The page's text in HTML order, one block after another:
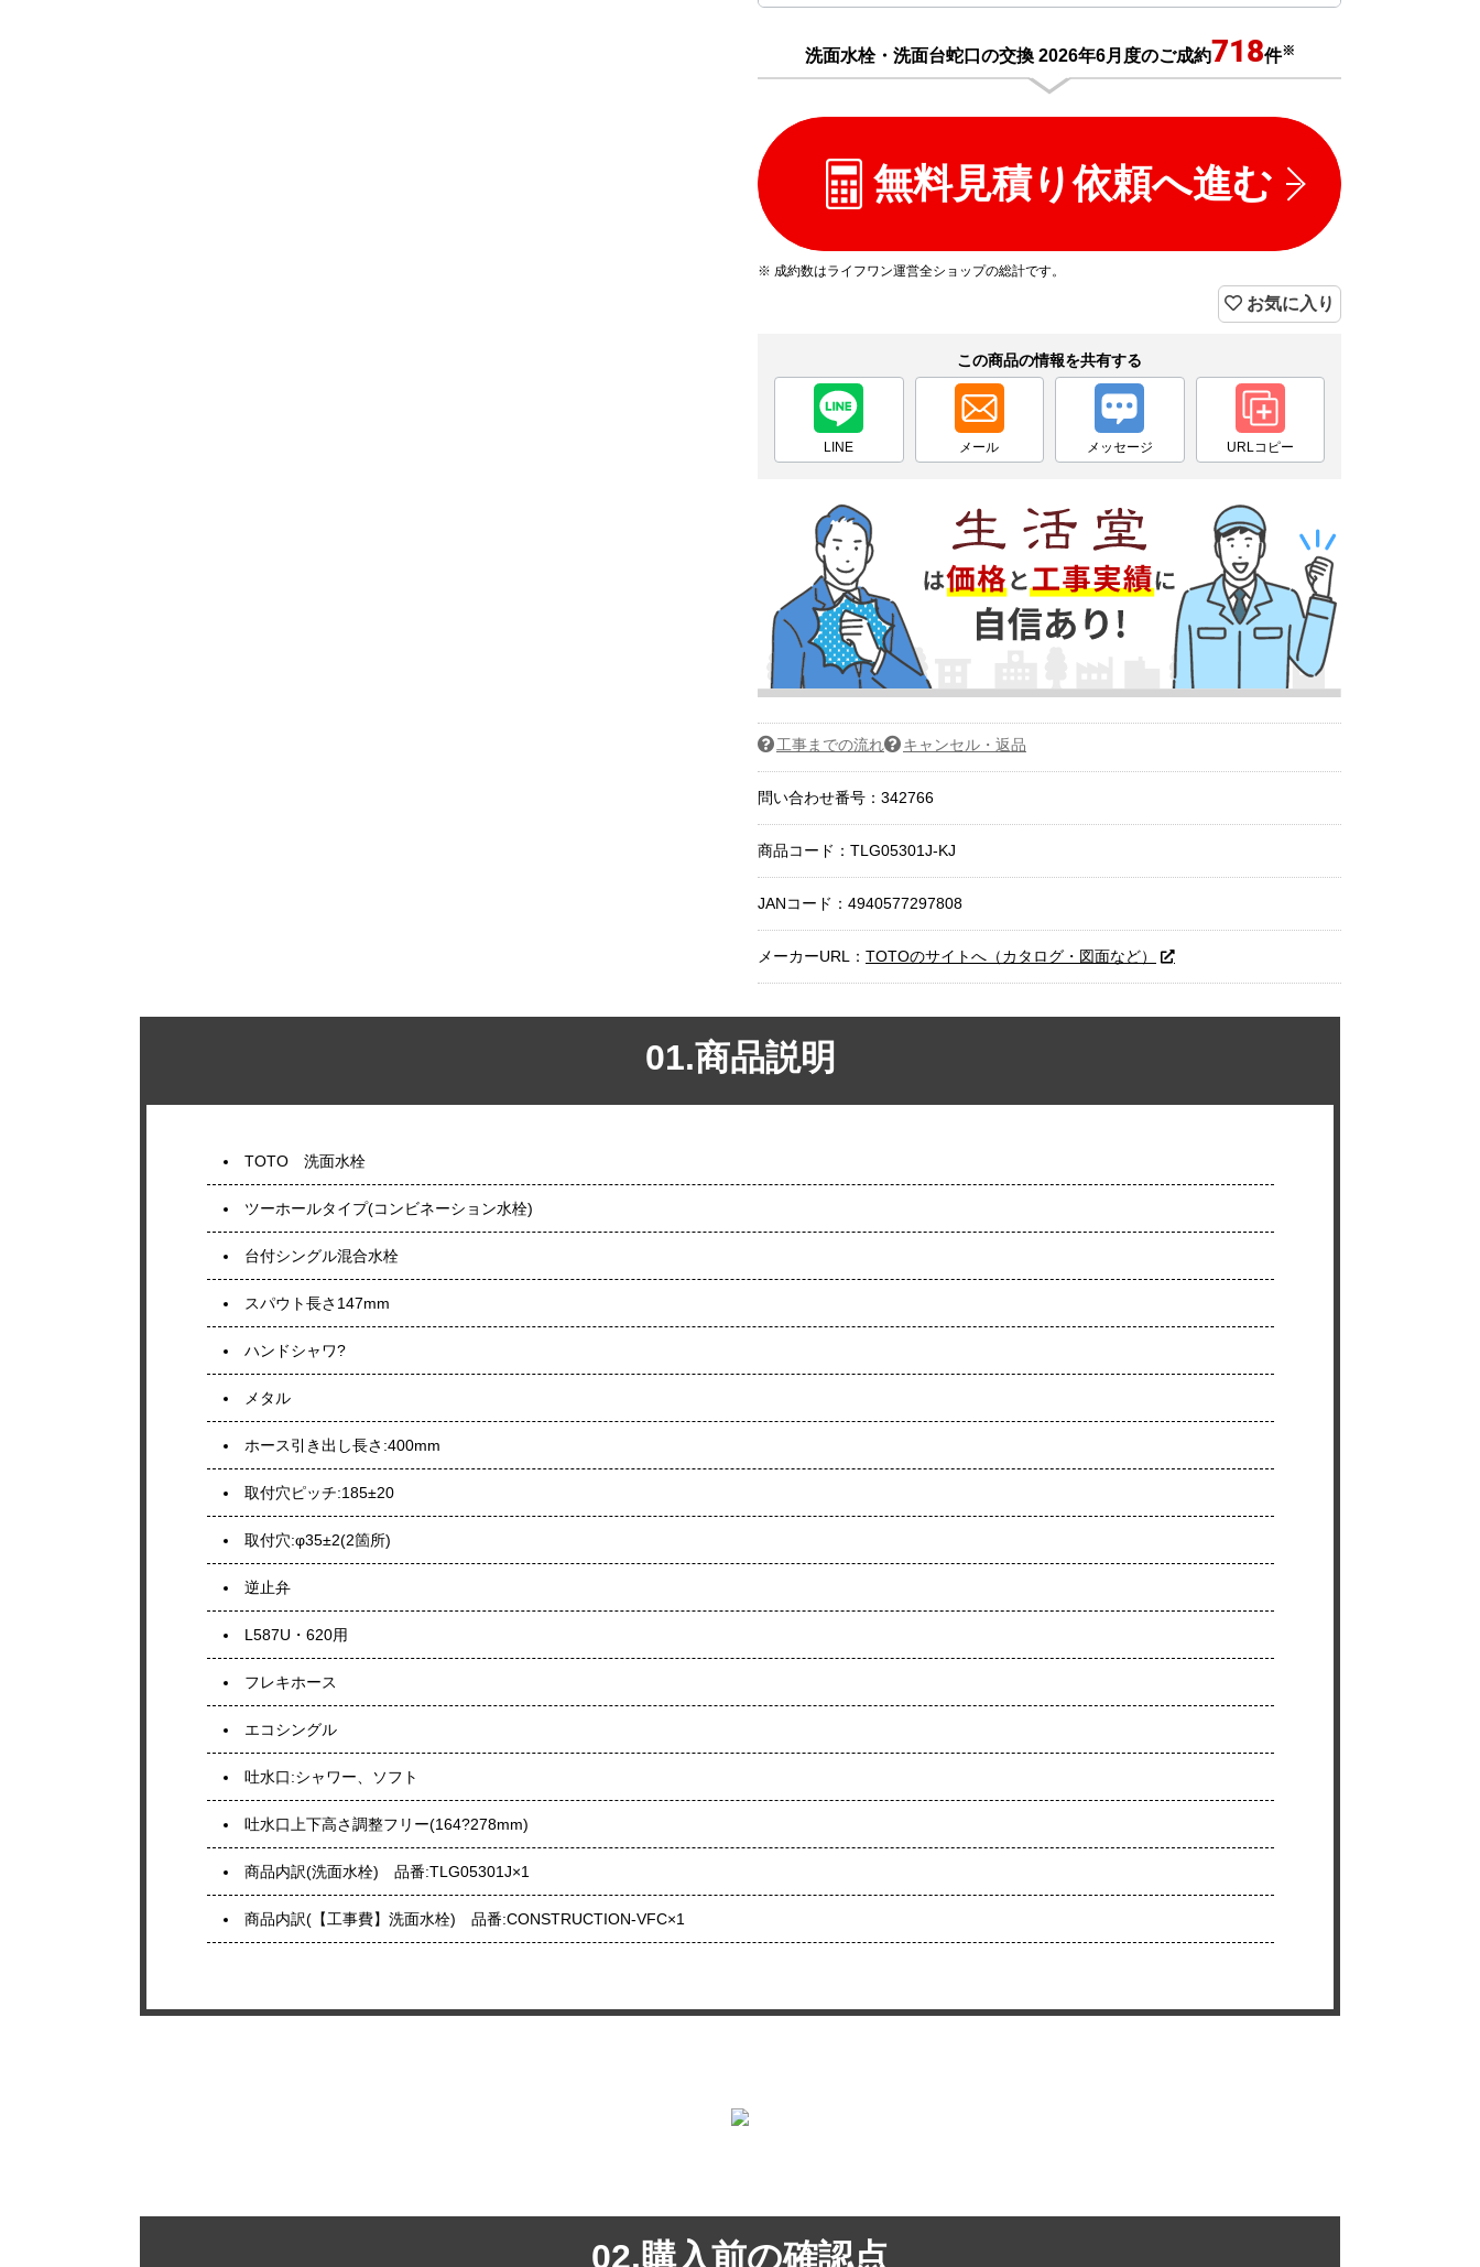
洗面水栓・洗面台蛇口の交換 2026年6月度のご成約718件※
無料見積り依頼へ進む
※ 成約数はライフワン運営全ショップの総計です。
お気に入り
この商品の情報を共有する
LINE メール メッセージ URLコピー
工事までの流れ キャンセル・返品
問い合わせ番号：342766
商品コード： TLG05301J-KJ
JANコード：4940577297808
メーカーURL： TOTOのサイトへ（カタログ・図面など）
01.商品説明
TOTO 洗面水栓
ツーホールタイプ(コンビネーション水栓)
台付シングル混合水栓
スパウト長さ147mm
ハンドシャワ?
メタル
ホース引き出し長さ:400mm
取付穴ピッチ:185±20
取付穴:φ35±2(2箇所)
逆止弁
L587U・620用
フレキホース
エコシングル
吐水口:シャワー、ソフト
吐水口上下高さ調整フリー(164?278mm)
商品内訳(洗面水栓) 品番:TLG05301J×1
商品内訳(【工事費】洗面水栓) 品番:CONSTRUCTION-VFC×1
02.購入前の確認点